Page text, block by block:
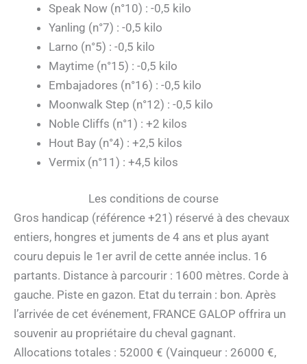
Speak Now (n°10) : -0,5 kilo
Yanling (n°7) : -0,5 kilo
Larno (n°5) : -0,5 kilo
Maytime (n°15) : -0,5 kilo
Embajadores (n°16) : -0,5 kilo
Moonwalk Step (n°12) : -0,5 kilo
Noble Cliffs (n°1) : +2 kilos
Hout Bay (n°4) : +2,5 kilos
Vermix (n°11) : +4,5 kilos
Les conditions de course
Gros handicap (référence +21) réservé à des chevaux
entiers, hongres et juments de 4 ans et plus ayant
couru depuis le 1er avril de cette année inclus. 16
partants. Distance à parcourir : 1600 mètres. Corde à
gauche. Piste en gazon. Etat du terrain : bon. Après
l’arrivée de cet événement, FRANCE GALOP offrira un
souvenir au propriétaire du cheval gagnant.
Allocations totales : 52000 € (Vainqueur : 26000 €,